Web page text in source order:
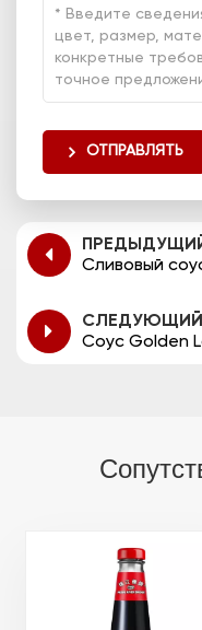
ОТПРАВЛЯТЬ
Сливовый
СЛЕДУЮЩИЙ
Соус Golden